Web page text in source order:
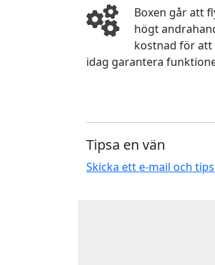
Boxen går att
högt
kostnad för att
idag garantera
Tipsa en vän
Skicka ett e-mail och